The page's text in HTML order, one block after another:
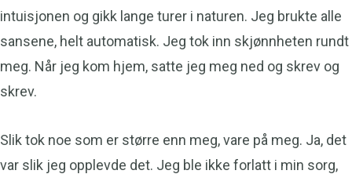
intuisjonen og gikk lange turer i naturen. Jeg brukte alle
sansene, helt automatisk. Jeg tok inn skjønnheten rundt
meg. Når jeg kom hjem, satte jeg meg ned og skrev og
skrev.
Slik tok noe som er større enn meg, vare på meg. Ja, det
var slik jeg opplevde det. Jeg ble ikke forlatt i min sorg,